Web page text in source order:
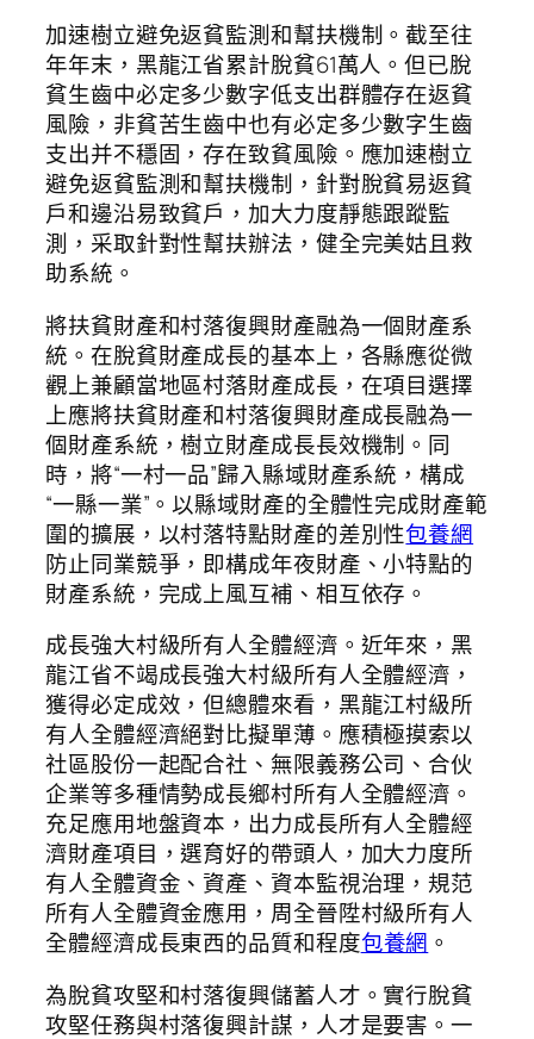
加速樹立避免返貧監測和幫扶機制。截至往
年年末，黑龍江省累計脫貧61萬人。但已脫
貧生齒中必定多少數字低支出群體存在返貧
風險，非貧苦生齒中也有必定多少數字生齒
支出并不穩固，存在致貧風險。應加速樹立
避免返貧監測和幫扶機制，針對脫貧易返貧
戶和邊沿易致貧戶，加大力度靜態跟蹤監
測，采取針對性幫扶辦法，健全完美姑且救
助系統。
將扶貧財產和村落復興財產融為一個財產系
統。在脫貧財產成長的基本上，各縣應從微
觀上兼顧當地區村落財產成長，在項目選擇
上應將扶貧財產和村落復興財產成長融為一
個財產系統，樹立財產成長長效機制。同
時，將“一村一品”歸入縣域財產系統，構成
“一縣一業”。以縣域財產的全體性完成財產範
圍的擴展，以村落特點財產的差別性包養網
防止同業競爭，即構成年夜財產、小特點的
財產系統，完成上風互補、相互依存。
成長強大村級所有人全體經濟。近年來，黑
龍江省不竭成長強大村級所有人全體經濟，
獲得必定成效，但總體來看，黑龍江村級所
有人全體經濟絕對比擬單薄。應積極摸索以
社區股份一起配合社、無限義務公司、合伙
企業等多種情勢成長鄉村所有人全體經濟。
充足應用地盤資本，出力成長所有人全體經
濟財產項目，選育好的帶頭人，加大力度所
有人全體資金、資產、資本監視治理，規范
所有人全體資金應用，周全晉陞村級所有人
全體經濟成長東西的品質和程度包養網 。
為脫貧攻堅和村落復興儲蓄人才。實行脫貧
攻堅任務與村落復興計謀，人才是要害。一